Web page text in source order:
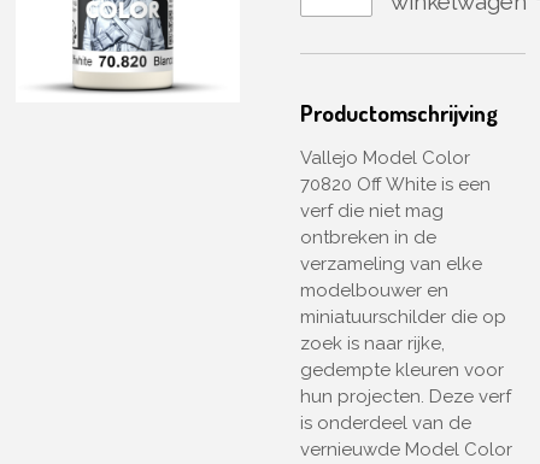
Productomschrijving
Vallejo Model Color
70820 Off White is een
verf die niet mag
ontbreken in de
verzameling van elke
modelbouwer en
miniatuurschilder die op
zoek is naar rijke,
gedempte kleuren voor
hun projecten. Deze verf
is onderdeel van de
vernieuwde Model Color